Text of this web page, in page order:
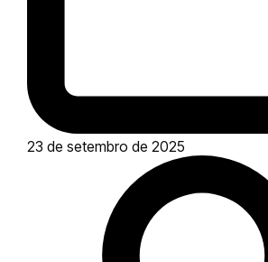
23 de setembro de 2025